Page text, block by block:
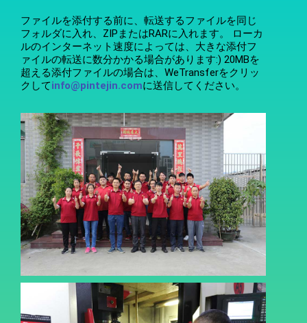
ファイルを添付する前に、転送するファイルを同じ
フォルダに入れ、ZIPまたはRARに入れます。 ローカ
ルのインターネット速度によっては、大きな添付フ
ァイルの転送に数分かかる場合があります:) 20MBを
超える添付ファイルの場合は、WeTransferをクリッ
クしてinfo@pintejin.comに送信してください。